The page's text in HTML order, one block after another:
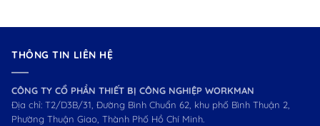
THÔNG TIN LIÊN HỆ
CÔNG TY CỔ PHẦN THIẾT BỊ CÔNG NGHIỆP WORKMAN
Địa chỉ: T2/D3B/31, Đường Bình Chuẩn 62, khu phố Bình Thuận 2,
Phường Thuận Giao, Thành Phố Hồ Chí Minh.